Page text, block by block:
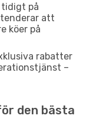
tidigt på
att
köer på
rabatter
–
den bästa